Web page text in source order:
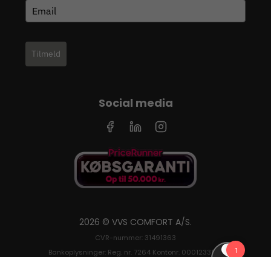
Tilmeld
Social media
2026 © VVS COMFORT A/S.
CVR-nummer: 31491363
Bankoplysninger: Reg. nr. 7264 Kontonr. 0001233126